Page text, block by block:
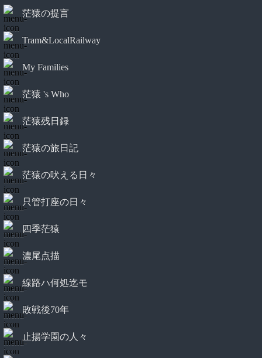
茫猿の提言
Tram&LocalRailway
My Families
茫猿 's Who
茫猿残日録
茫猿の旅日記
茫猿の吠える日々
只管打座の日々
四季茫猿
濃尾点描
線路ハ何処迄モ
敗戦後70年
止揚学園の人々